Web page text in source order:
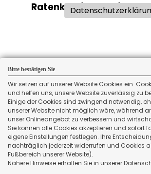
Bitte bestätigen Sie
Wir setzen auf unserer Website Cookies ein.
und helfen uns, unsere Website zuverlässig zu
Einige der Cookies sind zwingend notwendig,
unserer Website nicht möglich wäre, während
unser Onlineangebot zu verbessern und
Sie können alle Cookies akzeptieren und sofort
eigene Einstellungen festlegen. Ihre
nachträglich jederzeit widerrufen und Cookies
Fußbereich unserer Website).
Nähere Hinweise erhalten Sie in unserer
Ratenkreditvergleich:
Aktivieren
Kreditkartenvergleich: